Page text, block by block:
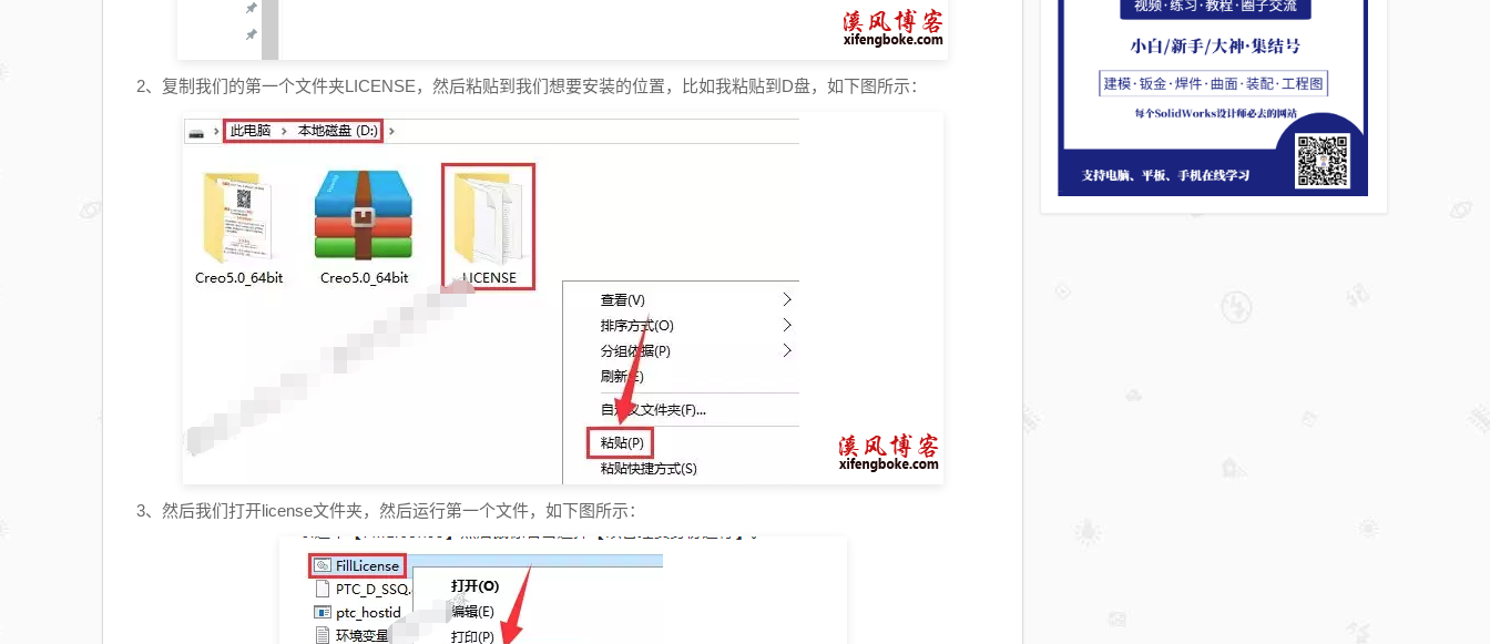
2、复制我们的第一个文件夹LICENSE，然后粘贴到我们想要安装的位置，比如我粘贴到D盘，如下图所示：
3、然后我们打开license文件夹，然后运行第一个文件，如下图所示：